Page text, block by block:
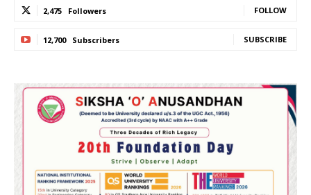
2,475 Followers FOLLOW
12,700 Subscribers SUBSCRIBE